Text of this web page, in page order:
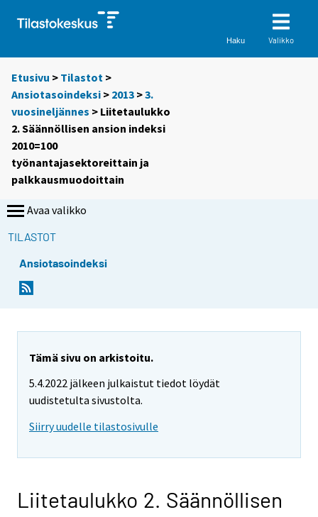
Haku Valikko
Etusivu > Tilastot >
Ansiotasoindeksi > 2013 >3.
vuosineljännes > Liitetaulukko
2. Säännöllisen ansion indeksi
2010=100
työnantajasektoreittain ja
palkkausmuodoittain
Avaa valikko
TILASTOT
Ansiotasoindeksi
Tämä sivu on arkistoitu.
5.4.2022 jälkeen julkaistut tiedot löydät
uudistetulta sivustolta.
Siirry uudelle tilastosivulle
Liitetaulukko 2. Säännöllisen